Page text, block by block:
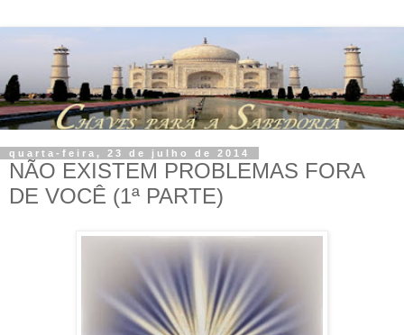
quarta-feira, 23 de julho de 2014
NÃO EXISTEM PROBLEMAS FORA
DE VOCÊ (1ª PARTE)